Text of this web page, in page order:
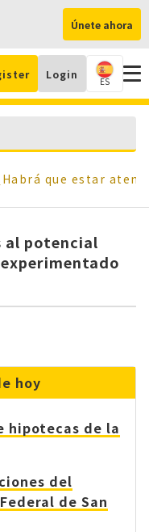
Únete ahora
Login
ES
que estar
al potencial
hoy
hipotecas de la
del
de San